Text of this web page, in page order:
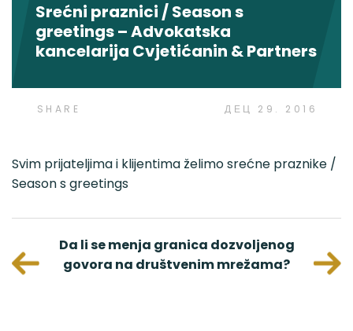
SHARE ДЕЦ 29. 2016
Srećni praznici / Season s
greetings – Advokatska
kancelarija Cvjetićanin & Partners
Svim prijateljima i klijentima želimo srećne praznike /
Season s greetings
Da li se menja granica dozvoljenog
govora na društvenim mrežama?